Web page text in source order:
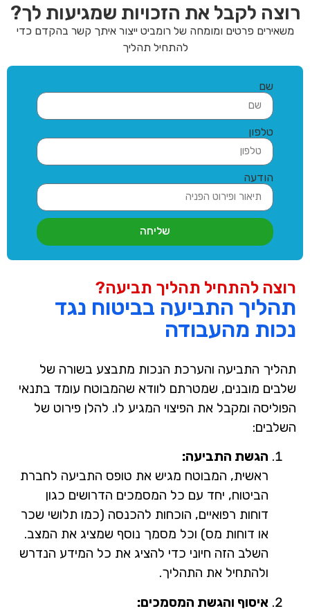
רוצה לקבל את הזכויות שמגיעות לך?
משאירים פרטים ומומחה של רומביט ייצור איתך קשר בהקדם כדי
להתחיל תהליך
שם
טלפון
הודעה
שליחה
רוצה להתחיל תהליך תביעה?
תהליך התביעה בביטוח נגד
נכות מהעבודה
תהליך התביעה והערכת הנכות מתבצע בשורה של
שלבים מובנים, שמטרתם לוודא שהמבוטח עומד בתנאי
הפוליסה ומקבל את הפיצוי המגיע לו. להלן פירוט של
השלבים:
הגשת התביעה:
ראשית, המבוטח מגיש את טופס התביעה לחברת
הביטוח, יחד עם כל המסמכים הדרושים כגון
דוחות רפואיים, הוכחות להכנסה (כמו תלושי שכר
או דוחות מס) וכל מסמך נוסף שמציג את המצב.
השלב הזה חיוני כדי להציג את כל המידע הנדרש
ולהתחיל את התהליך.
איסוף והגשת המסמכים: